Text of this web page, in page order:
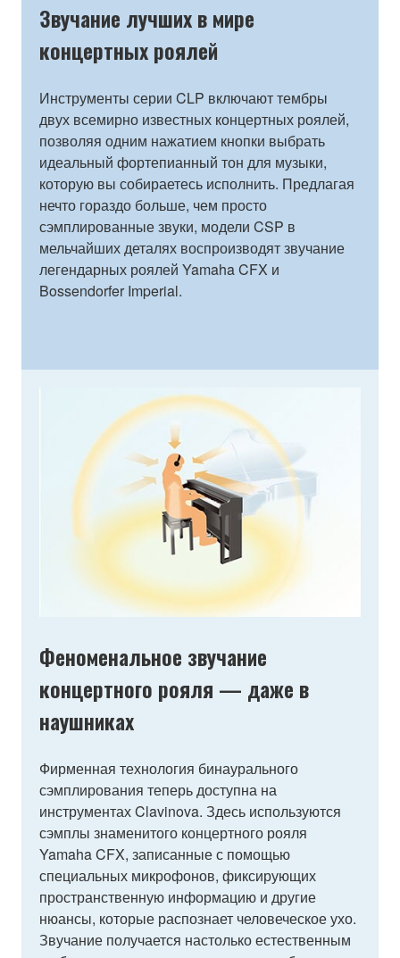
Звучание лучших в мире
концертных роялей
Инструменты серии CLP включают тембры
двух всемирно известных концертных роялей,
позволяя одним нажатием кнопки выбрать
идеальный фортепианный тон для музыки,
которую вы собираетесь исполнить. Предлагая
нечто гораздо больше, чем просто
сэмплированные звуки, модели CSP в
мельчайших деталях воспроизводят звучание
легендарных роялей Yamaha CFX и
Bossendorfer Imperial.
Феноменальное звучание
концертного рояля — даже в
наушниках
Фирменная технология бинаурального
сэмплирования теперь доступна на
инструментах Clavinova. Здесь используются
сэмплы знаменитого концертного рояля
Yamaha CFX, записанные с помощью
специальных микрофонов, фиксирующих
пространственную информацию и другие
нюансы, которые распознает человеческое ухо.
Звучание получается настолько естественным